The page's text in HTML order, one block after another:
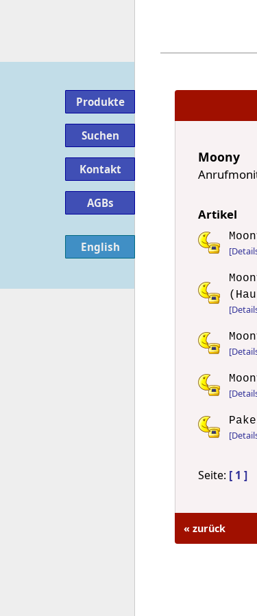
Produkte
Suchen
Kontakt
AGBs
English
Moony
Artikel
Seite: [ 1 ]
« zurück